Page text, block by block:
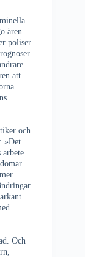
åren.
poliser
att
och
»Det
Och